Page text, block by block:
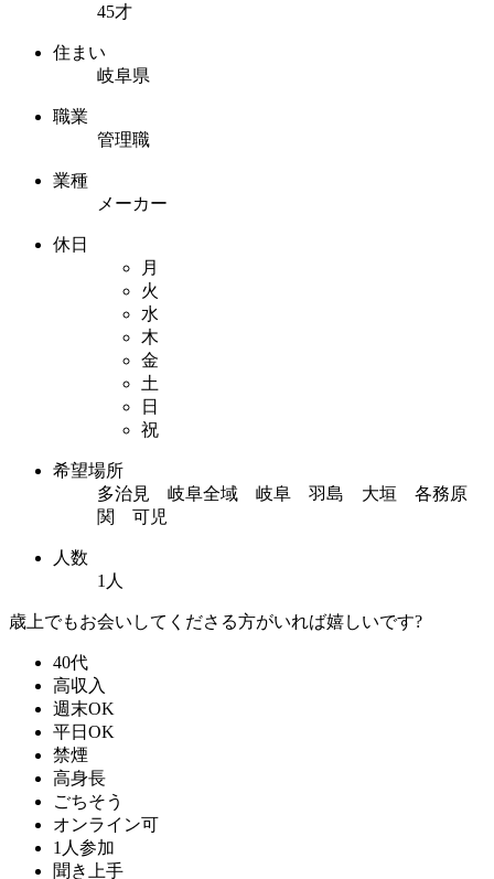
45才
住まい
岐阜県
職業
管理職
業種
メーカー
休日
月
火
水
木
金
土
日
祝
希望場所
多治見 岐阜全域 岐阜 羽島 大垣 各務原
関 可児
人数
1人
歳上でもお会いしてくださる方がいれば嬉しいです?
40代
高収入
週末OK
平日OK
禁煙
高身長
ごちそう
オンライン可
1人参加
聞き上手